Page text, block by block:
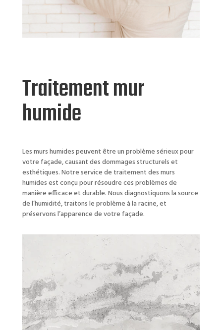
Traitement mur
humide
Les murs humides peuvent être un problème sérieux pour
votre façade, causant des dommages structurels et
esthétiques. Notre service de traitement des murs
humides est conçu pour résoudre ces problèmes de
manière efficace et durable. Nous diagnostiquons la source
de l’humidité, traitons le problème à la racine, et
préservons l’apparence de votre façade.